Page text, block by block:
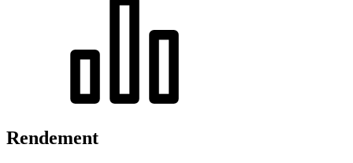
Rendement